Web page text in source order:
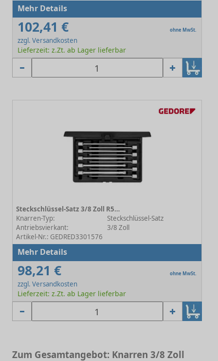
Mehr Details
102,41 € ohne MwSt.
zzgl. Versandkosten
Lieferzeit: z.Zt. ab Lager lieferbar
Steckschlüssel-Satz 3/8 Zoll R58003002 10-teilig
Knarren-Typ:
Steckschlüssel-Satz
Antriebsvierkant:
3/8 Zoll
Artikel-Nr.: GEDRED3301576
Mehr Details
98,21 € ohne MwSt.
zzgl. Versandkosten
Lieferzeit: z.Zt. ab Lager lieferbar
Zum Gesamtangebot: Knarren 3/8 Zoll